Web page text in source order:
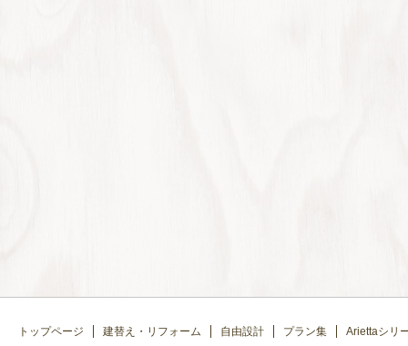
トップページ 建替え・リフォーム 自由設計 プラン集
Ariettaシリ